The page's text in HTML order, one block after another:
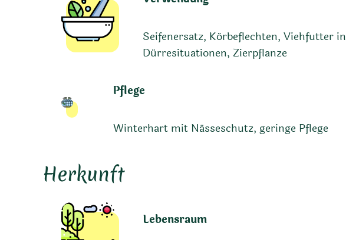
Seifenersatz, Körbeflechten, Viehfutter in
Dürresituationen, Zierpflanze
Pflege
Winterhart mit Nässeschutz, geringe Pflege
Herkunft
Lebensraum